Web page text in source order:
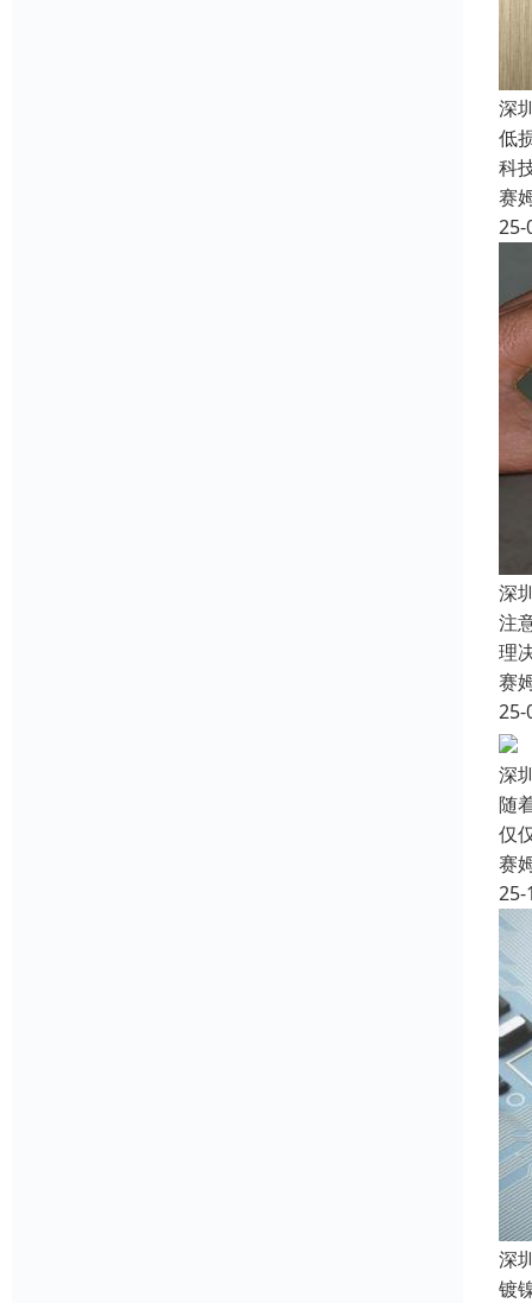
深
低
科
赛
25-
深
注
理
赛
25-
深
随
仅
赛
25-
深
镀